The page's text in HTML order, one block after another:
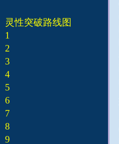
灵性突破路线图
1
2
3
4
5
6
7
8
9